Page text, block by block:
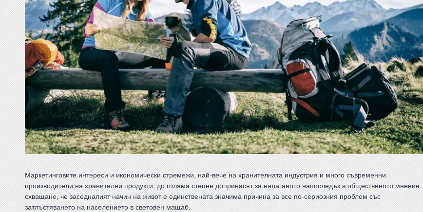
Маркетинговите интереси и икономически стремежи, най-вече на хранителната индустрия и много съвременни
производители на хранителни продукти, до голяма степен допринасят за налаганото напоследък в общественото мнение
схващане, че заседналият начин на живот е единствената значима причина за все по-сериозния проблем със
затлъстяването на населението в световен мащаб.